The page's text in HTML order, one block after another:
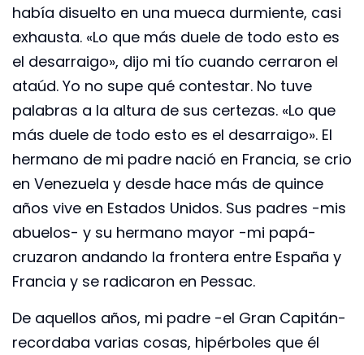
había disuelto en una mueca durmiente, casi
exhausta. «Lo que más duele de todo esto es
el desarraigo», dijo mi tío cuando cerraron el
ataúd. Yo no supe qué contestar. No tuve
palabras a la altura de sus certezas. «Lo que
más duele de todo esto es el desarraigo». El
hermano de mi padre nació en Francia, se crio
en Venezuela y desde hace más de quince
años vive en Estados Unidos. Sus padres -mis
abuelos- y su hermano mayor -mi papá-
cruzaron andando la frontera entre España y
Francia y se radicaron en Pessac.
De aquellos años, mi padre -el Gran Capitán-
recordaba varias cosas, hipérboles que él